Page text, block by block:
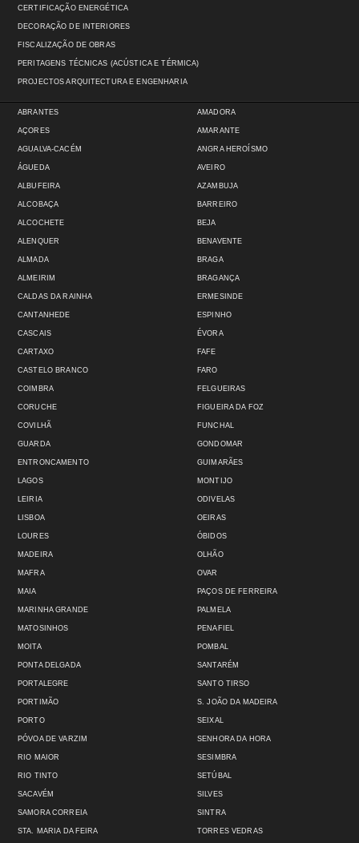
CERTIFICAÇÃO ENERGÉTICA
DECORAÇÃO DE INTERIORES
FISCALIZAÇÃO DE OBRAS
PERITAGENS TÉCNICAS (ACÚSTICA E TÉRMICA)
PROJECTOS ARQUITECTURA E ENGENHARIA
ABRANTES
AÇORES
AGUALVA-CACÉM
ÁGUEDA
ALBUFEIRA
ALCOBAÇA
ALCOCHETE
ALENQUER
ALMADA
ALMEIRIM
AMADORA
AMARANTE
ANGRA HEROÍSMO
AVEIRO
AZAMBUJA
BARREIRO
BEJA
BENAVENTE
BRAGA
BRAGANÇA
CALDAS DA RAINHA
CANTANHEDE
CASCAIS
CARTAXO
CASTELO BRANCO
COIMBRA
CORUCHE
COVILHÃ
GUARDA
ENTRONCAMENTO
ERMESINDE
ESPINHO
ÉVORA
FAFE
FARO
FELGUEIRAS
FIGUEIRA DA FOZ
FUNCHAL
GONDOMAR
GUIMARÃES
LAGOS
LEIRIA
LISBOA
LOURES
MADEIRA
MAFRA
MAIA
MARINHA GRANDE
MATOSINHOS
MOITA
MONTIJO
ODIVELAS
OEIRAS
ÓBIDOS
OLHÃO
OVAR
PAÇOS DE FERREIRA
PALMELA
PENAFIEL
POMBAL
PONTA DELGADA
PORTALEGRE
PORTIMÃO
PORTO
PÓVOA DE VARZIM
RIO MAIOR
RIO TINTO
SACAVÉM
SAMORA CORREIA
STA. MARIA DA FEIRA
SANTARÉM
SANTO TIRSO
S. JOÃO DA MADEIRA
SEIXAL
SENHORA DA HORA
SESIMBRA
SETÚBAL
SILVES
SINTRA
TORRES VEDRAS